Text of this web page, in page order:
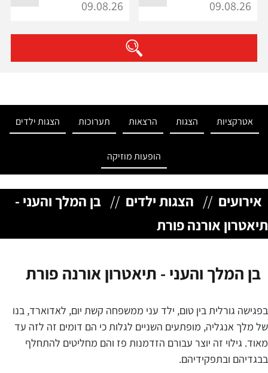
אטרקציות הצגות הרצאות תערוכות הצגות ילדים
הופעות מוזיקה
אירועים // הצגות ילדים // בן המלך והעני -
תיאטרון אורנה פורת
בן המלך והעני - תיאטרון אורנה פורת
בפגישה גורלית בין טום, ילד עני ממשפחה קשת יום, לאדוארד, בנו
של מלך אנגליה, מופתעים השניים לגלות כי הם דומים זה לזה עד
מאוד. גילוי זה יוצר עבורם הזדמנות פז והם מחליטים להתחלף
בבגדיהם ובתפקידיהם.